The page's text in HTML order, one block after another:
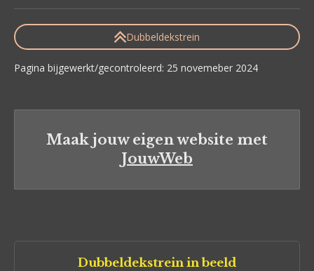
Dubbeldekstrein
Pagina bijgewerkt/gecontroleerd: 25 novemeber 2024
Maak jouw eigen website met
JouwWeb
Dubbeldekstrein in beeld